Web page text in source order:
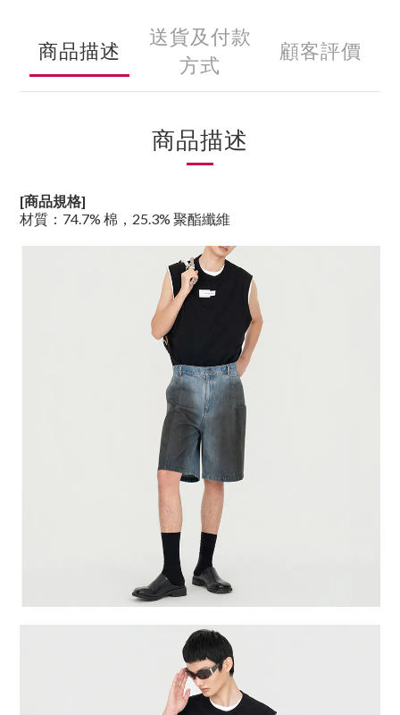
商品描述
送貨及付款
方式
顧客評價
商品描述
[商品規格]
材質： 74.7% 棉，25.3% 聚酯纖維